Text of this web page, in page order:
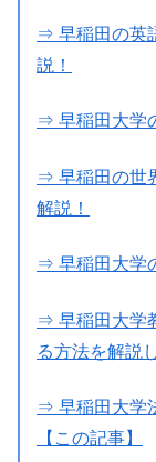
⇒ 早稲田の英
説！
⇒ 早稲田大学
⇒ 早稲田の世
解説！
⇒ 早稲田大学
⇒ 早稲田大学
る方法を解説
⇒ 早稲田大学
【この記事】